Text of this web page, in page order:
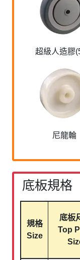
超級人造膠
尼龍輪
底板規格
規格
Size
底板
Top